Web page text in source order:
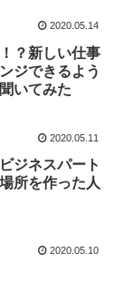
2020.05.14
？新しい仕事
ジできるよう
いてみた
2020.05.11
ジネスパート
所を作った人
2020.05.10